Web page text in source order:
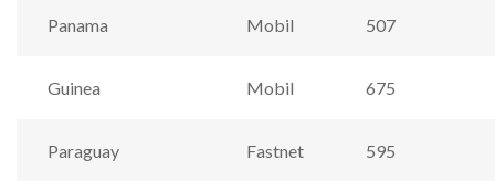
Panama Mobil 507
Guinea Mobil 675
Paraguay Fastnet 595